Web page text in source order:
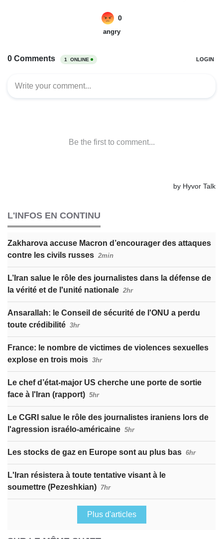
L'INFOS EN CONTINU
Zakharova accuse Macron d’encourager des attaques
contre les civils russes 2min
L’Iran salue le rôle des journalistes dans la défense de
la vérité et de l'unité nationale 2hr
Ansarallah: le Conseil de sécurité de l'ONU a perdu
toute crédibilité 3hr
France: le nombre de victimes de violences sexuelles
explose en trois mois 3hr
Le chef d’état-major US cherche une porte de sortie
face à l'Iran (rapport) 5hr
Le CGRI salue le rôle des journalistes iraniens lors de
l'agression israélo-américaine 5hr
Les stocks de gaz en Europe sont au plus bas 6hr
L'Iran résistera à toute tentative visant à le
soumettre (Pezeshkian) 7hr
Plus d'articles